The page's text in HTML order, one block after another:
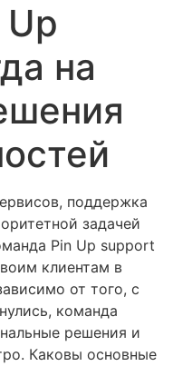
на
поддержка
задачей
Pin Up support
клиентам в
от того, с
команда
решения и
Каковы основные